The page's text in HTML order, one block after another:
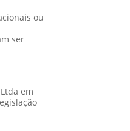
ou
ser
em